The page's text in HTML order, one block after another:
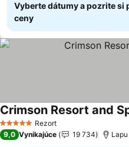
Vyberte dátumy a pozrite si
ceny
5 Počet hviezdičiek
Rezort
Crimson Resort and
9,0 Vynikajúce 19 734